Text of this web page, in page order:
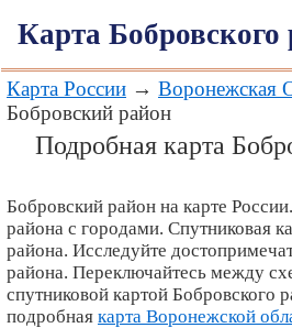
Карта Бобровского
Карта России → Воронежская
Бобровский район
Подробная карта
Бобровский район на карте
района с городами. Спутниковая
района. Исследуйте
района. Переключайтесь между
спутниковой картой Бобровского
подробная карта Воронежской